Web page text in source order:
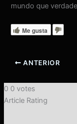
mundo que
Me gusta
ANTERIOR
0 0 votes
Article Rating